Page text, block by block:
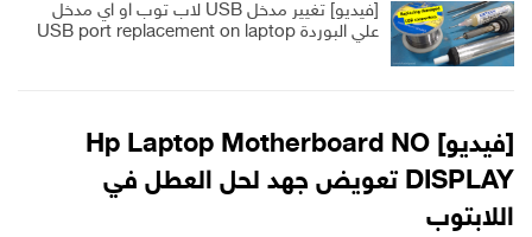
[فيديو] تغيير مدخل USB لاب توب او اي مدخل
علي البوردة USB port replacement on laptop
[فيديو] Hp Laptop Motherboard NO
DISPLAY تعويض جهد لحل العطل في
اللابتوب